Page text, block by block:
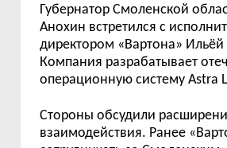
Губернатор Смоленской
Анохин встретился с
директором «Вартона»
Компания разрабатывает
операционную систему Astra
Стороны обсудили
взаимодействия. Ранее